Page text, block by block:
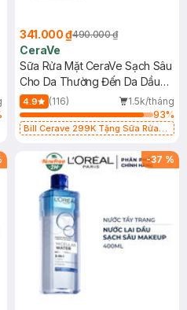
341.000 ₫490.000 ₫
CeraVe
Sữa Rửa Mặt CeraVe Sạch Sâu
Cho Da Thường Đến Da Dầu
473ml
4.9 (116)
1.5k/tháng
93%
Bill Cerave 299K Tặng Sữa Rửa
-37 %